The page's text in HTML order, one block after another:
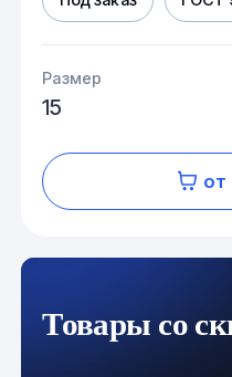
Размер
15
Товары со